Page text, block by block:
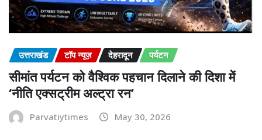
उत्तराखंड टॉप न्यूज़ देहरादून पर्यटन
सीमांत पर्यटन को वैश्विक पहचान दिलाने की दिशा में
‘नीति एक्सट्रीम अल्ट्रा रन’
Parvatiytimes May 30, 2026